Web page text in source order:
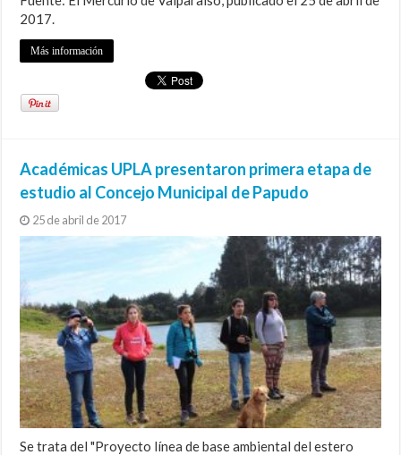
2017.
Más información
Académicas UPLA presentaron primera etapa de
estudio al Concejo Municipal de Papudo
25 de abril de 2017
Se trata del "Proyecto línea de base ambiental del estero